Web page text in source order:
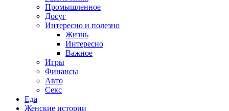
Промышленное
Досуг
Интересно и полезно
Жизнь
Интересно
Важное
Игры
Финансы
Авто
Секс
Еда
Женские истории